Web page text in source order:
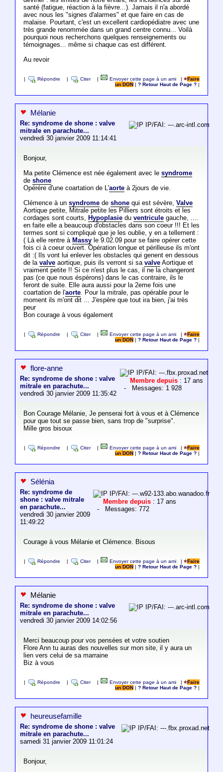
santé (fatigue, réaction à la fièvre...). Jamais il n'a abordé
avec nous les "signes d'alarmes" et que faire en cas de
malaise. Pourtant, c'est un excellent cardiopédiatre avec une
très grande renommée dans un grand centre connu... Voilà
pourquoi nous recherchons quelques renseignements ou
témoignages... même si chaque cas est différent.
Au revoir
Répondre Citer Envoyer cette page à un ami |
Faire
un DON
|? Retour Haut de Page ?
Mélanie
Re: syndrome de shone : valve
mitrale en parachute...
vendredi 30 janvier 2009 11:14:41
IP/FAI: ---.arc-intl.com
Bonjour,
Ma petite Clémence est née également avec le syndrome
de shone
Opérére d'une coartation de L'aorteà 2jours de vie.
Clémence à un syndromede shonequi est sévère, Valve
Aortique petite, Mitrale petite les Pilliers sont étroits et les
cordages sont courts, Hypoplasiedu ventriculegauche, ....
en faite elle a beaucoup d'obstacles dans son coeur !!! Et les
termes sont si compliquè que je les oublie, y en a tellement :
( Là elle rentre à Massyle 9.02.09 pour se faire opérer cette
fois ci à coeur ouvert. Opération longue et périlleuse ils m'ont
dit :( Ils vont lui enlever les obstacles qui genent en dessous
de la valveaortique, puis ils verront si sa valveAortique et
vraiment petite !! Si ce n'est plus le cas, il ne la changeront
pas (ce que nous éspèrons) dans le cas contraire, ils le
feront de suite. Elle aura aussi pour la 2eme fois une
coartation de l'aorte. Pour la mitrale, pas opérable pour le
moment ils m'ont dit ... J'espère que tout ira bien, j'ai très
peur
Bon courage à vous également
Répondre Citer Envoyer cette page à un ami |
Faire
un DON
|? Retour Haut de Page ?
flore-anne
Re: syndrome de shone : valve
mitrale en parachute...
vendredi 30 janvier 2009 11:35:42
IP/FAI: ---.fbx.proxad.net
Membre depuis : 17 ans
- Messages: 1 928
Bon Courage Mélanie, Je penserai fort à vous et à Clémence
pour que tout se passe bien, sans trop de "surprise".
Mille gros bisoux
Répondre Citer Envoyer cette page à un ami |
Faire
un DON
|? Retour Haut de Page ?
Sélénia
Re: syndrome de
shone : valve mitrale
en parachute...
vendredi 30 janvier 2009
11:49:22
IP/FAI: ---.w92-133.abo.wanadoo.fr
Membre depuis : 17 ans
- Messages: 772
Courage à vous Mélanie et Clémence. Bisous
Répondre Citer Envoyer cette page à un ami |
Faire
un DON
|? Retour Haut de Page ?
Mélanie
Re: syndrome de shone : valve
mitrale en parachute...
vendredi 30 janvier 2009 14:02:56
IP/FAI: ---.arc-intl.com
Merci beaucoup pour vos pensées et votre soutien
Flore Ann tu auras des nouvelles sur mon site, il y aura un
lien vers celui de sa marraine
Biz à vous
Répondre Citer Envoyer cette page à un ami |
Faire
un DON
|? Retour Haut de Page ?
heureusefamille
Re: syndrome de shone : valve
mitrale en parachute...
samedi 31 janvier 2009 11:01:24
IP/FAI: ---.fbx.proxad.net
Bonjour,